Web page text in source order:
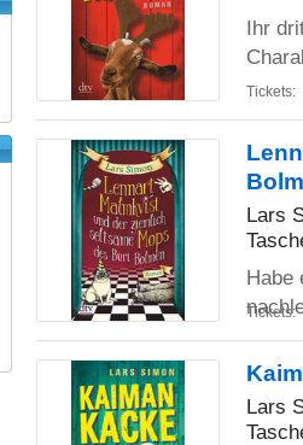
Ihr
Tickets:
Lars
Habe
Tickets:
Lars